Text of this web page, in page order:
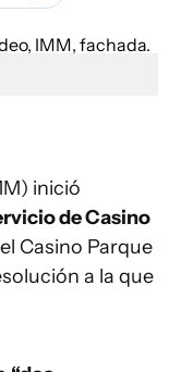
inició
de Casino
Casino Parque
a la que